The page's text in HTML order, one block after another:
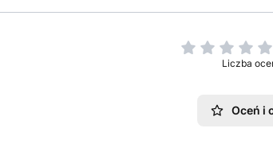
Liczba
Oceń i